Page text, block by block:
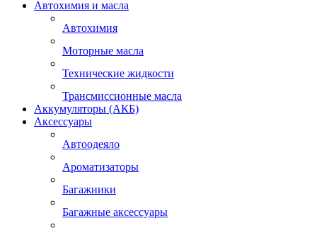
Автохимия и масла
Автохимия
Моторные масла
Технические жидкости
Трансмиссионные масла
Аккумуляторы (АКБ)
Аксессуары
Автоодеяло
Ароматизаторы
Багажники
Багажные аксессуары